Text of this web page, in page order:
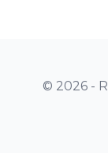
© 2026 -